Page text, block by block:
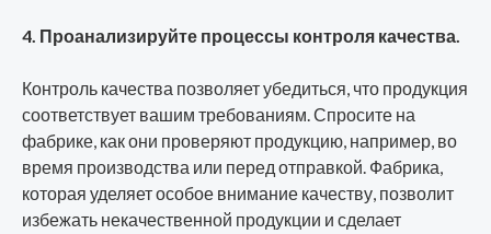
4. Проанализируйте процессы контроля качества.
Контроль качества позволяет убедиться, что продукция
соответствует вашим требованиям. Спросите на
фабрике, как они проверяют продукцию, например, во
время производства или перед отправкой. Фабрика,
которая уделяет особое внимание качеству, позволит
избежать некачественной продукции и сделает